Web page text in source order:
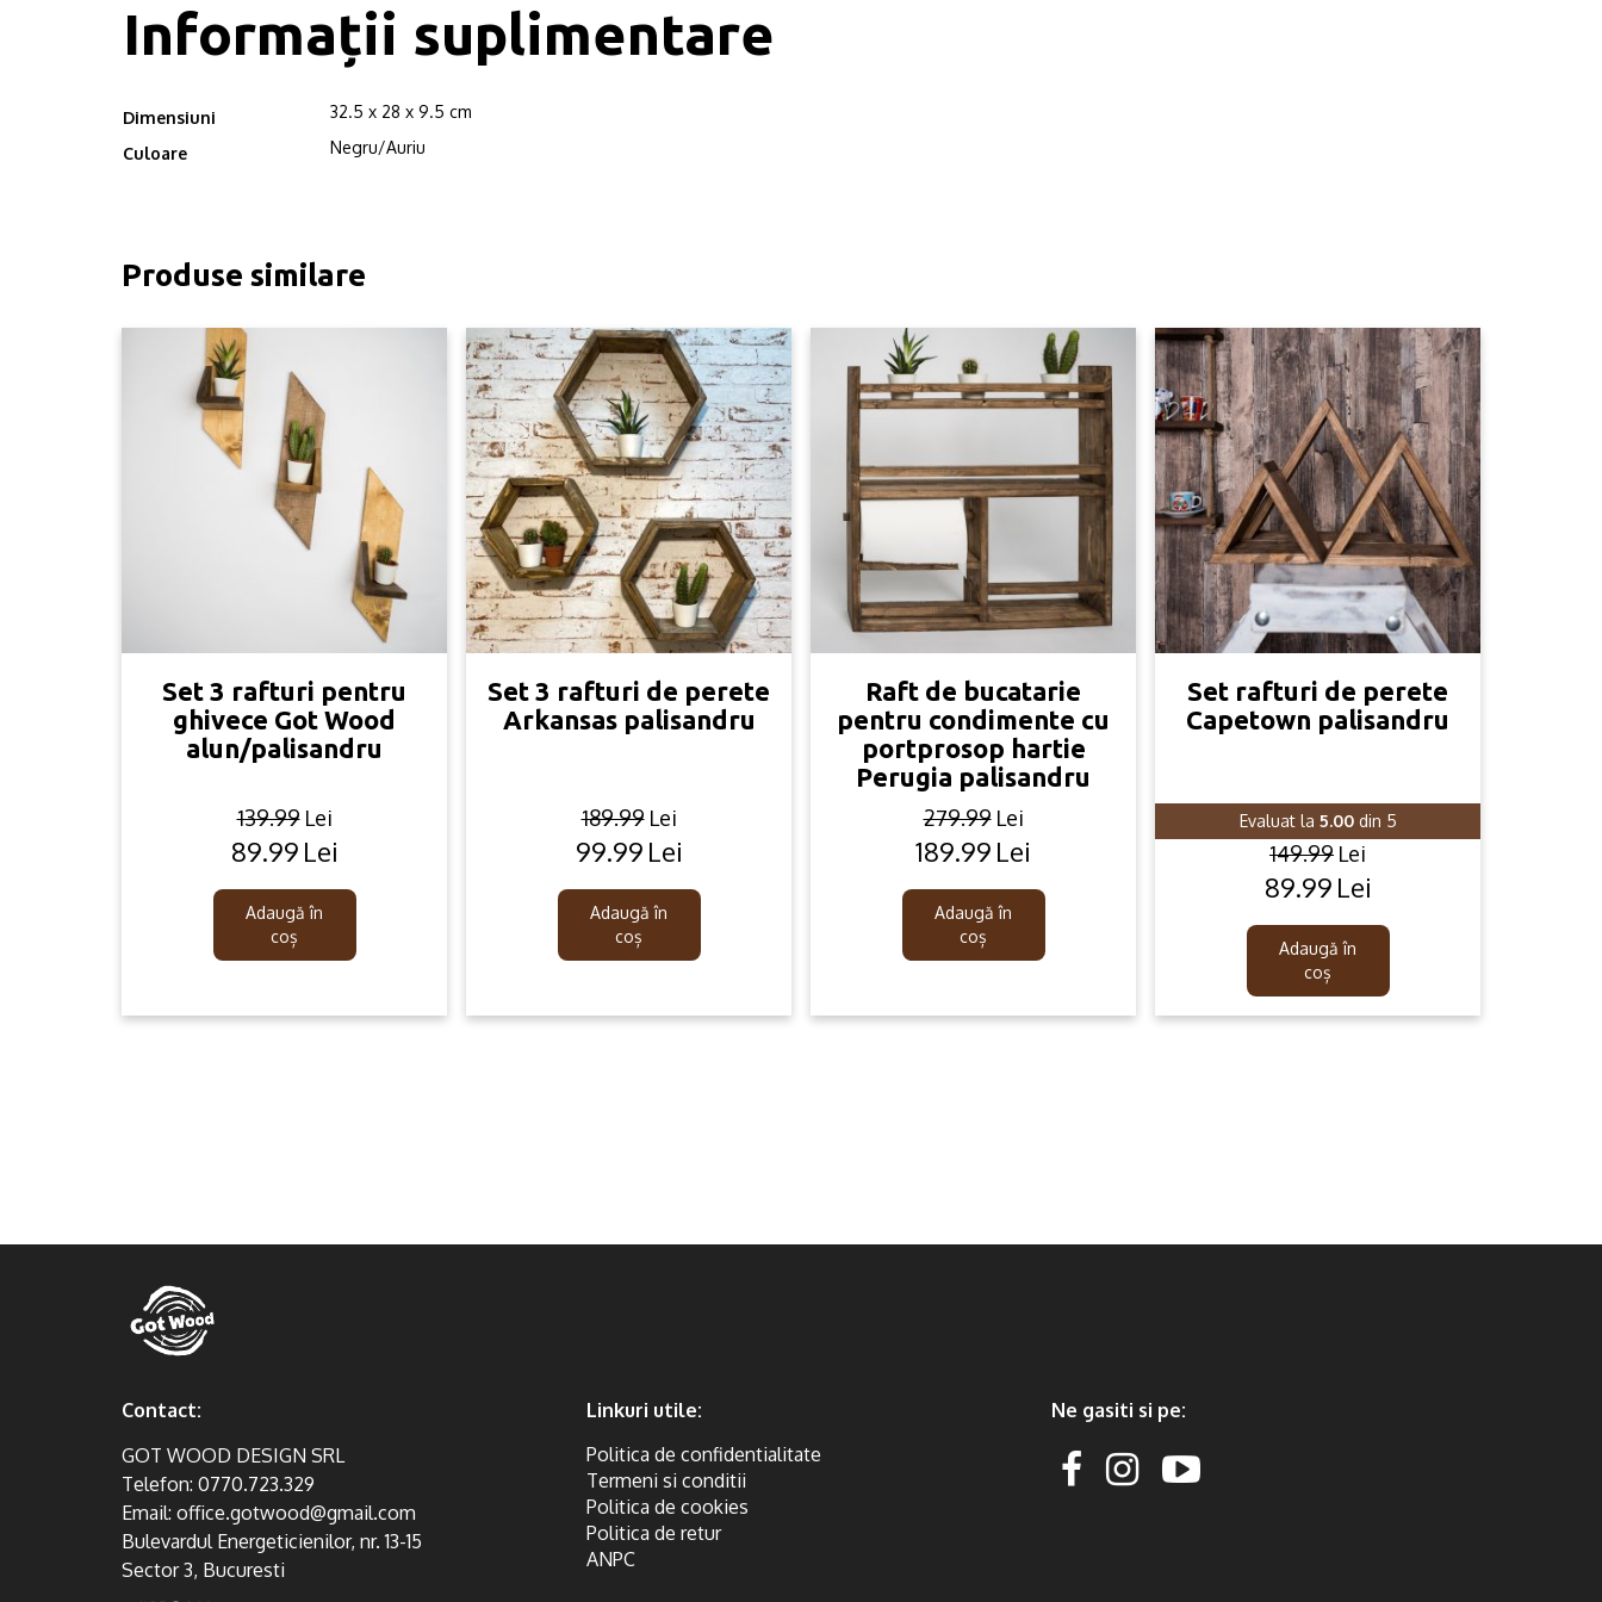
Informații suplimentare
Dimensiuni 32.5 x 28 x 9.5 cm
Culoare Negru/Auriu
Produse similare
Set 3 rafturi pentru
ghivece Got Wood
alun/palisandru
139.99 Lei
Original
was:
139.99lei.
89.99 Lei
Current
is:
89.99lei.
Adaugă în
coș
Set 3 rafturi de perete
Arkansas palisandru
189.99 Lei
Original
was:
189.99lei.
99.99 Lei
Current
is:
99.99lei.
Adaugă în
coș
Raft de bucatarie
pentru condimente cu
portprosop hartie
Perugia palisandru
279.99 Lei
Original
was:
279.99lei.
189.99 Lei
Current
is:
189.99lei.
Adaugă în
coș
Set rafturi de perete
Capetown palisandru
Evaluat la 5.00din 5
149.99 Lei
Original
was:
149.99lei.
89.99 Lei
Current
is:
89.99lei.
Adaugă în
coș
Contact:
GOT WOOD DESIGN SRL
Telefon: 0770.723.329
Email: office.gotwood@gmail.com
Bulevardul Energeticienilor, nr. 13-15
Sector 3, Bucuresti
Linkuri utile:
Politica de confidentialitate
Termeni si conditii
Politica de cookies
Politica de retur
ANPC
Ne gasiti si pe: